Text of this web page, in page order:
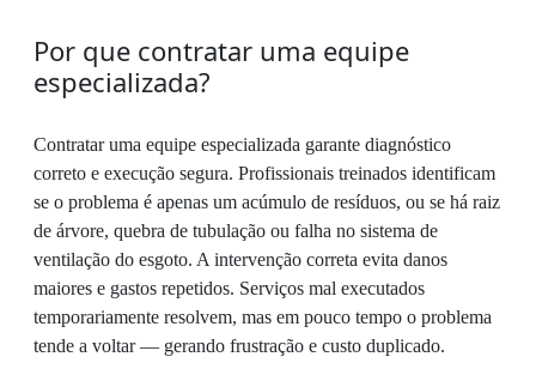
Por que contratar uma equipe
especializada?
Contratar uma equipe especializada garante diagnóstico
correto e execução segura. Profissionais treinados identificam
se o problema é apenas um acúmulo de resíduos, ou se há raiz
de árvore, quebra de tubulação ou falha no sistema de
ventilação do esgoto. A intervenção correta evita danos
maiores e gastos repetidos. Serviços mal executados
temporariamente resolvem, mas em pouco tempo o problema
tende a voltar — gerando frustração e custo duplicado.